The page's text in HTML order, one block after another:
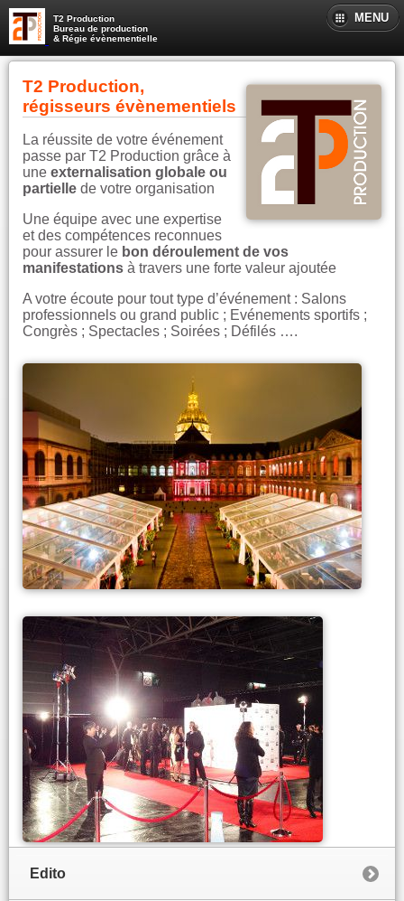
T2 Production
Bureau de production
& Régie évènementielle
MENU
T2 Production,
régisseurs évènementiels
La réussite de votre événement
passe par T2 Production grâce à
uneexternalisation globale ou
partielle de votre organisation
Une équipe avec une expertise
et des compétences reconnues
pour assurer le bon déroulement de vos
manifestations à travers une forte valeur ajoutée
A votre écoute pour tout type d’événement : Salons
professionnels ou grand public ; Evénements sportifs ;
Congrès ; Spectacles ; Soirées ; Défilés ….
Edito